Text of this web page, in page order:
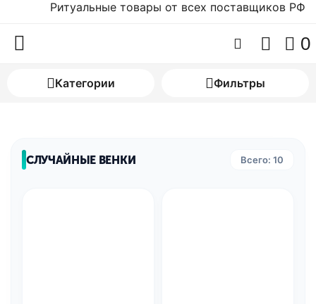
Ритуальные товары от всех поставщиков РФ
0
Категории Фильтры
СЛУЧАЙНЫЕ ВЕНКИ Всего: 10